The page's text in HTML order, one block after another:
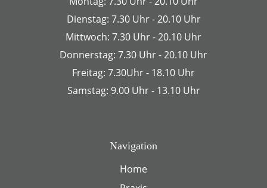
Dienstag: 7.30 Uhr - 20.10 Uhr
Mittwoch: 7.30 Uhr - 20.10 Uhr
Donnerstag: 7.30 Uhr - 20.10 Uhr
Freitag: 7.30Uhr - 18.10 Uhr
Samstag: 9.00 Uhr - 13.10 Uhr
Navigation
Home